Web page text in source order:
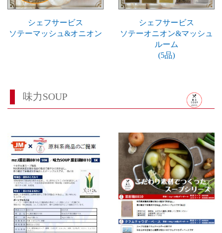
シェフサービス
ソテーマッシュ&オニオン
シェフサービス
ソテーオニオン&マッシュ
ルーム
(5品)
味力SOUP